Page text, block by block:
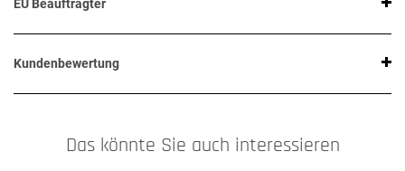
EU Beauftragter
Kundenbewertung
Das könnte Sie auch interessieren